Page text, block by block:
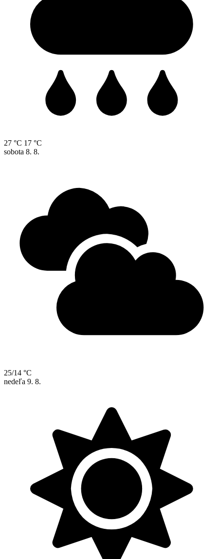
27 °C 17 °C
sobota 8. 8.
25/14 °C
nedeľa 9. 8.